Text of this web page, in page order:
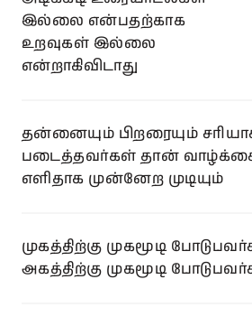
இல்லை என்பதற்காக
உறவுகள் இல்லை
என்றாகிவிடாது
தன்னையும் பிறரையும்
படைத்தவர்கள் தான்
எளிதாக முன்னேற முடியும்
முகத்திற்கு முகமூடி
அகத்திற்கு முகமூடி